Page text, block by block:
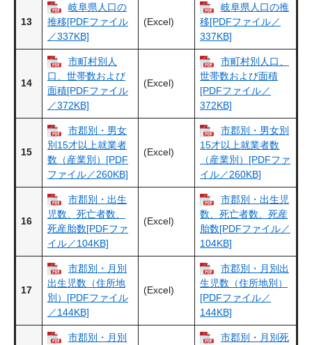
13
岐阜県人口の
推移[PDFファイル
／337KB]
(Excel)
岐阜県人口の推
移[PDFファイル／
337KB]
14
市町村別人
口、世帯数および
面積[PDFファイル
／372KB]
(Excel)
市町村別人口、
世帯数および面積
[PDFファイル／
372KB]
15
市郡別・男女
別15才以上就業者
数（産業別）[PDF
ファイル／260KB]
(Excel)
市郡別・男女別
15才以上就業者数
（産業別）[PDFファ
イル／260KB]
16
市郡別・出生
児数、死亡者数、
死産胎数[PDFファ
イル／104KB]
(Excel)
市郡別・出生児
数、死亡者数、死産
胎数[PDFファイル／
104KB]
17
市郡別・月別
出生児数（住所地
別）[PDFファイル
／144KB]
(Excel)
市郡別・月別出
生児数（住所地別）
[PDFファイル／
144KB]
市郡別・月別
市郡別・月別死